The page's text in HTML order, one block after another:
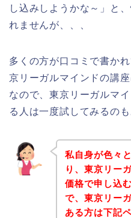
し込みしようかな～」と
れませんが、、、
多くの方が口コミで書か
京リーガルマインドの講
なので、東京リーガルマ
る人は一度試してみるの
私自身が色々
り、東京リー
価格で申し込
で、東京リー
ある方は下記